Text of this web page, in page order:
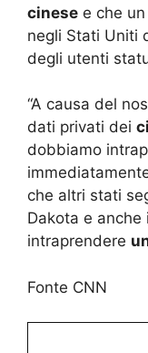
cinese e che
negli Stati Uniti
degli utenti
“A causa del
dati privati dei
dobbiamo
che altri stati
Dakota e
intraprendere
Fonte CNN